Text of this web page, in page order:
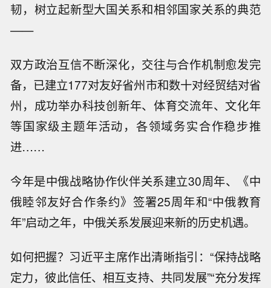
韧，树立起新型大国关系和相邻国家关系的典范
——
双方政治互信不断深化，交往与合作机制愈发完
备，已建立177对友好省州市和数十对经贸结对省
州，成功举办科技创新年、体育交流年、文化年
等国家级主题年活动，各领域务实合作稳步推
进……
今年是中俄战略协作伙伴关系建立30周年、《中
俄睦邻友好合作条约》签署25周年和“中俄教育
年”启动之年，中俄关系发展迎来新的历史机遇。
如何把握？习近平主席作出清晰指引：“保持战略
定力，彼此信任、相互支持、共同发展”“充分发挥